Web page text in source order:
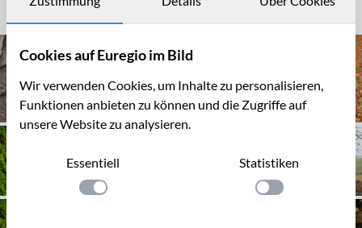
Kontakt
Cookies auf Euregio im Bild
Wir verwenden Cookies, um Inhalte zu personalisieren,
Funktionen anbieten zu können und die Zugriffe auf
unsere Website zu analysieren.
Essentiell
Einstellung anwenden
Statistiken
Einstellung